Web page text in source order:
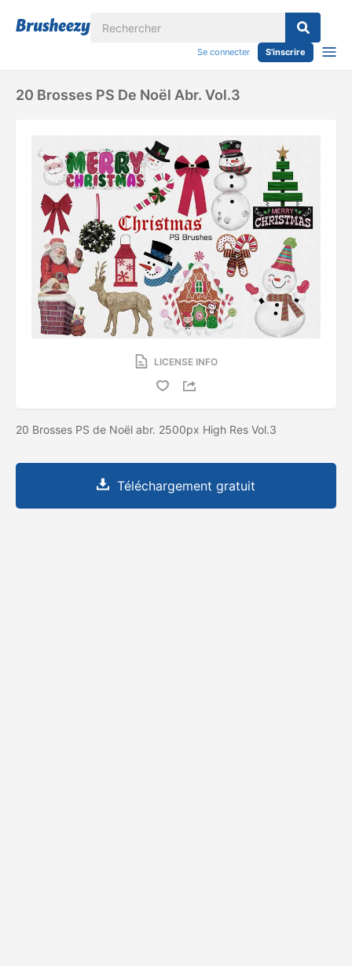
Se connecter S'inscrire
20 Brosses PS De Noël Abr. Vol.3
LICENSE INFO
20 Brosses PS de Noël abr. 2500px High Res Vol.3
Téléchargement gratuit